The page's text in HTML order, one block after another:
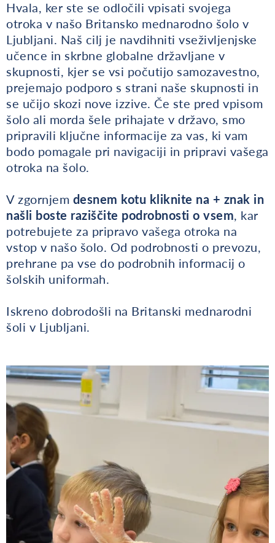
Hvala, ker ste se odločili vpisati svojega
otroka v našo Britansko mednarodno šolo v
Ljubljani. Naš cilj je navdihniti vseživljenjske
učence in skrbne globalne državljane v
skupnosti, kjer se vsi počutijo samozavestno,
prejemajo podporo s strani naše skupnosti in
se učijo skozi nove izzive. Če ste pred vpisom
šolo ali morda šele prihajate v državo, smo
pripravili ključne informacije za vas, ki vam
bodo pomagale pri navigaciji in pripravi vašega
otroka na šolo.
V zgornjem desnem kotu kliknite na + znak in
našli boste raziščite podrobnosti o vsem , kar
potrebujete za pripravo vašega otroka na
vstop v našo šolo. Od podrobnosti o prevozu,
prehrane pa vse do podrobnih informacij o
šolskih uniformah.
Iskreno dobrodošli na Britanski mednarodni
šoli v Ljubljani.